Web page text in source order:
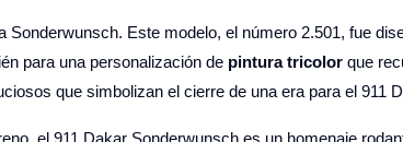
Este modelo, el número 2.501, fue
para una personalización de pintura tricolor que
que simbolizan el cierre de una era para el 911
el 911 Dakar Sonderwunsch es un homenaje